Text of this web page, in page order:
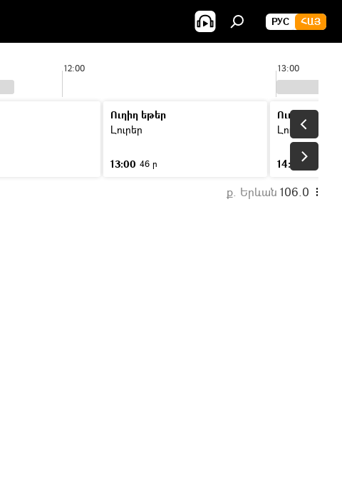
РУС ՀԱՅ
12:00 13:00
Ուղիղ եթեր
Լուրեր
13:00 46 ր
Ուղիղ եթեր
Լուրեր
14:00
ք. Երևան 106.0